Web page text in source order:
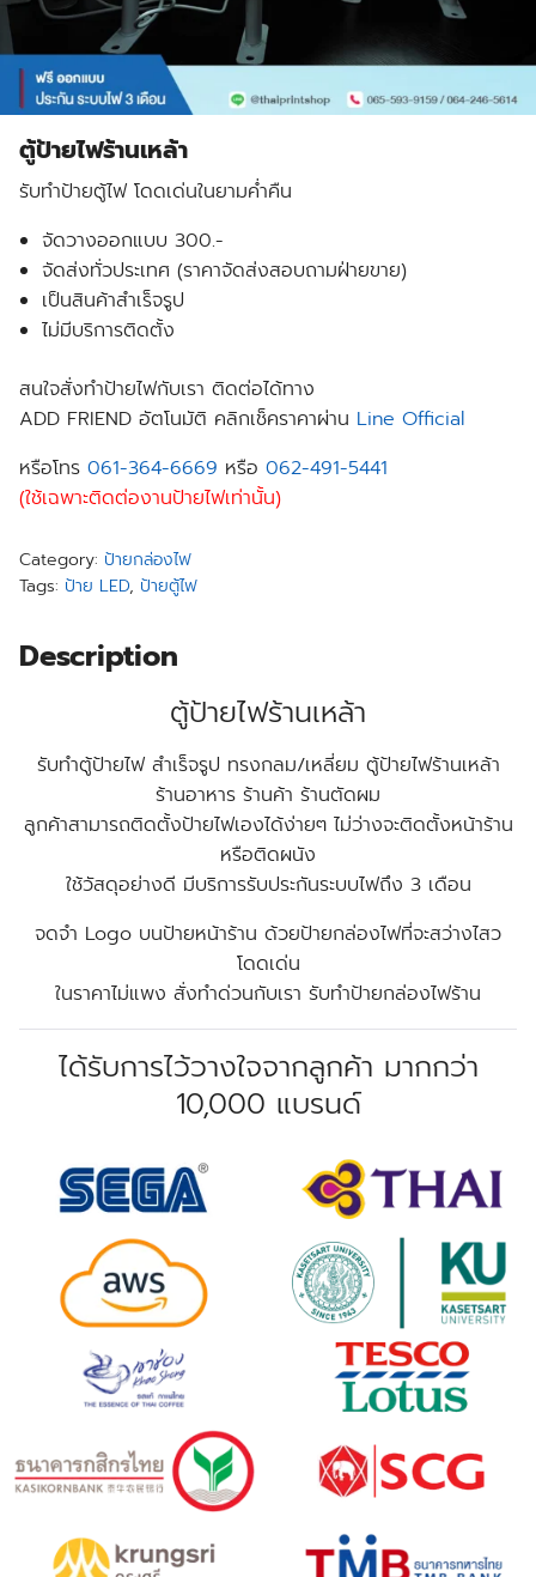
ตู้ป้ายไฟร้านเหล้า
รับทำป้ายตู้ไฟ โดดเด่นในยามค่ำคืน
จัดวางออกแบบ 300.-
จัดส่งทั่วประเทศ (ราคาจัดส่งสอบถามฝ่ายขาย)
เป็นสินค้าสำเร็จรูป
ไม่มีบริการติดตั้ง
สนใจสั่งทำป้ายไฟกับเรา ติดต่อได้ทาง
ADD FRIEND อัตโนมัติ คลิกเช็คราคาผ่าน Line Official
หรือโทร 061-364-6669 หรือ 062-491-5441
(ใช้เฉพาะติดต่องานป้ายไฟเท่านั้น)
Category: ป้ายกล่องไฟ
Tags: ป้าย LED, ป้ายตู้ไฟ
Description
ตู้ป้ายไฟร้านเหล้า
รับทำตู้ป้ายไฟ สำเร็จรูป ทรงกลม/เหลี่ยม ตู้ป้ายไฟร้านเหล้า
ร้านอาหาร ร้านค้า ร้านตัดผม
ลูกค้าสามารถติดตั้งป้ายไฟเองได้ง่ายๆ ไม่ว่างจะติดตั้งหน้าร้าน
หรือติดผนัง
ใช้วัสดุอย่างดี มีบริการรับประกันระบบไฟถึง 3 เดือน
จดจำ Logo บนป้ายหน้าร้าน ด้วยป้ายกล่องไฟที่จะสว่างไสว
โดดเด่น
ในราคาไม่แพง สั่งทำด่วนกับเรา รับทำป้ายกล่องไฟร้าน
ได้รับการไว้วางใจจากลูกค้า มากกว่า
10,000 แบรนด์